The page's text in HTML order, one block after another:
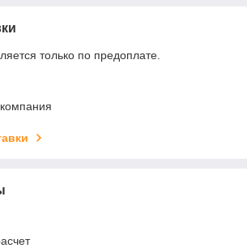
только по предоплате.